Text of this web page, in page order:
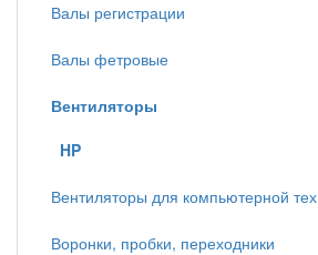
Валы регистрации
Валы фетровые
Вентиляторы
HP
Вентиляторы для компьютерной тех
Воронки, пробки, переходники